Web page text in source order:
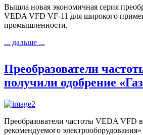
Вышла новая экономичная серия
VEDA VFD VF-11 для широкого
промышленности.
... дальше ...
Преобразователи
получили одобрение
Преобразователи частоты VEDA VFD
рекомендуемого